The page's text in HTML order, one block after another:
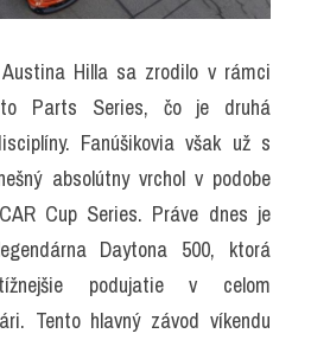
Hilla sa zrodilo v rámci
Parts Series, čo je druhá
Fanúšikovia však už s
absolútny vrchol v podobe
Cup Series. Práve dnes je
Daytona 500, ktorá
podujatie v celom
Tento hlavný závod víkendu